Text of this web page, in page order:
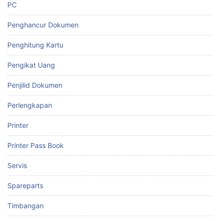
PC
Penghancur Dokumen
Penghitung Kartu
Pengikat Uang
Penjilid Dokumen
Perlengkapan
Printer
Printer Pass Book
Servis
Spareparts
Timbangan